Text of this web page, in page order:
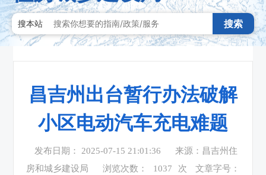
搜本站 搜索
昌吉州出台暂行办法破解
小区电动汽车充电难题
发布日期： 2025-07-15 21:01:36
来源：昌吉州住
房和城乡建设局
浏览次数： 1037 次
文章字号：